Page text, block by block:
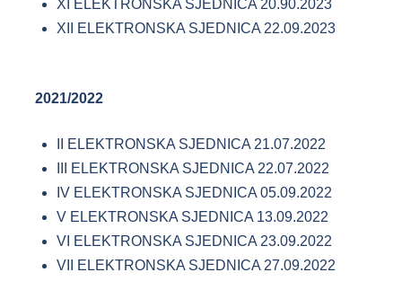
XI ELEKTRONSKA SJEDNICA 20.90.2023
XII ELEKTRONSKA SJEDNICA 22.09.2023
2021/2022
II ELEKTRONSKA SJEDNICA 21.07.2022
III ELEKTRONSKA SJEDNICA 22.07.2022
IV ELEKTRONSKA SJEDNICA 05.09.2022
V ELEKTRONSKA SJEDNICA 13.09.2022
VI ELEKTRONSKA SJEDNICA 23.09.2022
VII ELEKTRONSKA SJEDNICA 27.09.2022